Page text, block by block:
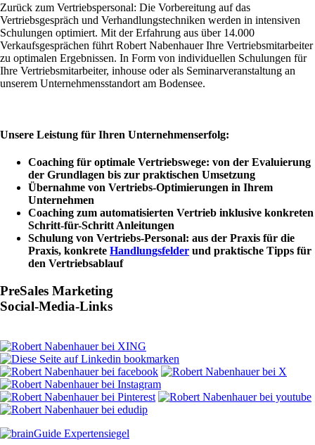
Zurück zum Vertriebspersonal: Die Vorbereitung auf das
Vertriebsgespräch und Verhandlungstechniken werden in intensiven
Schulungen optimiert. Mit der Erfahrung aus über 14.000
Verkaufsgesprächen führt Robert Nabenhauer Ihre Vertriebsmitarbeiter
zu optimalen Ergebnissen. In Form von individuellen Schulungen für
Ihre Vertriebsmitarbeiter, inhouse oder als Seminarveranstaltung an
unserem Unternehmensstandort am Bodensee.
Unsere Leistung für Ihren Unternehmenserfolg:
Coaching für optimale Vertriebswege: von der Evaluierung
der Grundlagen bis zur praktischen Umsetzung
Übernahme von Vertriebs-Optimierungen in Ihrem
Unternehmen
Coaching zum automatisierten Vertrieb inklusive konkreten
Schritt-für-Schritt Anleitungen
Schulung von Vertriebs-Personal: aus der Praxis für die
Praxis, konkrete Handlungsfelder und praktische Tipps für
den Vertriebsablauf
PreSales Marketing
Social-Media-Links